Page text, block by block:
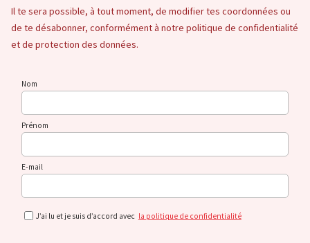
Il te sera possible, à tout moment, de modifier tes coordonnées ou
de te désabonner, conformément à notre politique de confidentialité
et de protection des données.
Nom
Prénom
E-mail
J’ai lu et je suis d’accord avec la politique de confidentialité